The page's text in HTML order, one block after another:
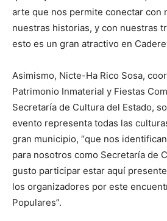
arte que nos permite conectar con
nuestras historias, y con nuestras
esto es un gran atractivo en
Asimismo, Nicte-Ha Rico Sosa,
Patrimonio Inmaterial y Fiestas
Secretaría de Cultura del Estado,
evento representa todas las
gran municipio, “que nos
para nosotros como Secretaría de
gusto participar estar aquí
los organizadores por este
Populares”.